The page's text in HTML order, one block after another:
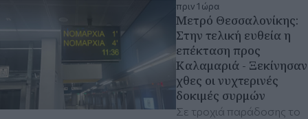
πριν 1 ώρα
Μετρό Θεσσαλονίκης:
Στην τελική ευθεία η
επέκταση προς
Καλαμαριά - Ξεκίνησαν
χθες οι νυχτερινές
δοκιμές συρμών
Σε τροχιά παράδοσης το